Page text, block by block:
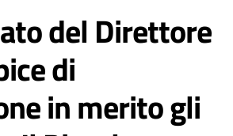
del Direttore
di
in merito gli